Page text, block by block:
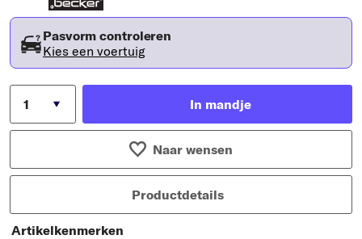
Pasvorm controleren
Kies een voertuig
In mandje
Naar wensen
Productdetails
Artikelkenmerken